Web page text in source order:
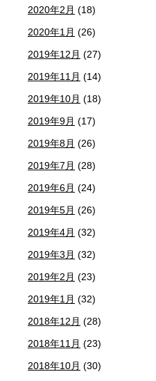
2020年2月 (18)
2020年1月 (26)
2019年12月 (27)
2019年11月 (14)
2019年10月 (18)
2019年9月 (17)
2019年8月 (26)
2019年7月 (28)
2019年6月 (24)
2019年5月 (26)
2019年4月 (32)
2019年3月 (32)
2019年2月 (23)
2019年1月 (32)
2018年12月 (28)
2018年11月 (23)
2018年10月 (30)